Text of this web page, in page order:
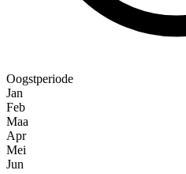
Oogstperiode
Jan
Feb
Maa
Apr
Mei
Jun